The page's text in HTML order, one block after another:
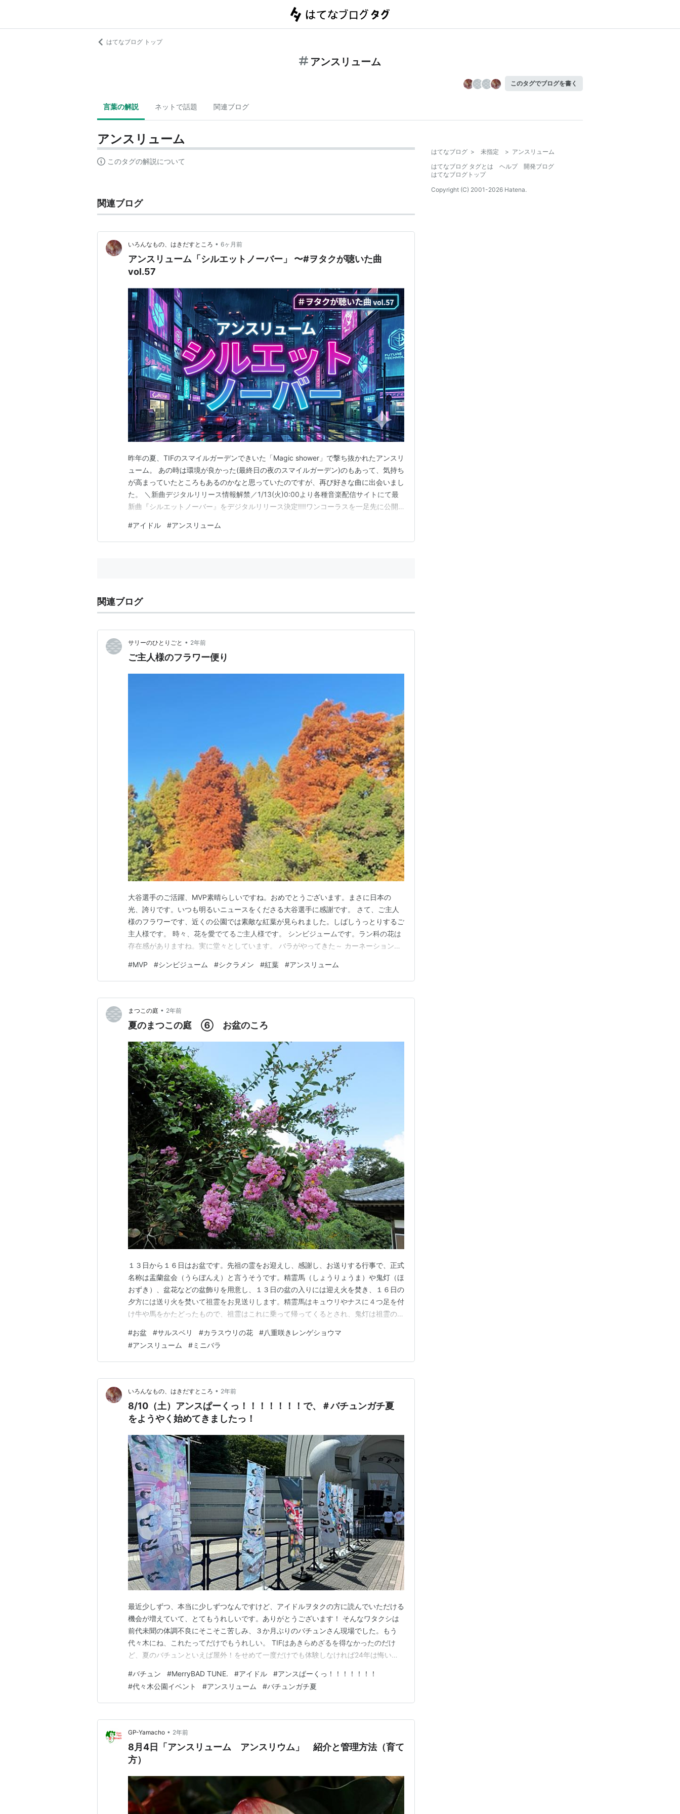
はてなブログ トップ
アンスリューム
このタグでブログを書く
言葉の解説 ネットで話題 関連ブログ
アンスリューム
このタグの解説について
関連ブログ
いろんなもの、はきだすところ • 6ヶ月前
アンスリューム「シルエットノーバー」 〜#ヲタクが聴いた曲
vol.57
昨年の夏、TIFのスマイルガーデンできいた「Magic shower」で撃ち抜かれたアンスリ
ューム。 あの時は環境が良かった(最終日の夜のスマイルガーデン)のもあって、気持ち
が高まっていたところもあるのかなと思っていたのですが、再び好きな曲に出会いまし
た。 ＼新曲デジタルリリース情報解禁／1/13(火)0:00より各種音楽配信サイトにて最
新曲『シルエットノーバー』をデジタルリリース決定‼️‼️ワンコーラスを一足先に公開
詞：UEHARA 作曲・編曲：dirty magiq pic.…
#アイドル #アンスリューム
関連ブログ
サリーのひとりごと • 2年前
ご主人様のフラワー便り
大谷選手のご活躍、MVP素晴らしいですね。おめでとうございます。まさに日本の
光、誇りです。いつも明るいニュースをくださる大谷選手に感謝です。 さて、ご主人
様のフラワーです、近くの公園では素敵な紅葉が見られました。しばしうっとりするご
主人様です。 時々、花を愛でてるご主人様です。 シンビジュームです。ラン科の花は
存在感がありますね。実に堂々としています。 バラがやってきた～ カーネーションに
すが、今年はこんな感じにしました。 昨年のシクラメンも蕾がいっぱいで、いつ咲く
のか？と楽しみのご主人様です。これからジワリと冬の…
#MVP #シンビジューム #シクラメン #紅葉 #アンスリューム
まつこの庭 • 2年前
夏のまつこの庭 ⑥ お盆のころ
１３日から１６日はお盆です。先祖の霊をお迎えし、感謝し、お送りする行事で、正式
名称は盂蘭盆会（うらぼんえ）と言うそうです。精霊馬（しょうりょうま）や鬼灯（ほ
おずき）、盆花などの盆飾りを用意し、１３日の盆の入りには迎え火を焚き、１６日の
夕方には送り火を焚いて祖霊をお見送りします。精霊馬はキュウリやナスに４つ足を付
け牛や馬をかたどったもので、祖霊はこれに乗って帰ってくるとされ、鬼灯は祖霊の足
リなどが供えられるようです。 私の住む地域は提灯を持ってお墓まで祖霊をお迎えに
行き、提灯を持ってお墓までお見送りに行きます。家々によ…
#お盆 #サルスベリ #カラスウリの花 #八重咲きレンゲショウマ
#アンスリューム #ミニバラ
いろんなもの、はきだすところ • 2年前
8/10（土）アンスぱーくっ！！！！！！！で、＃バチュンガチ夏
をようやく始めてきましたっ！
最近少しずつ、本当に少しずつなんですけど、アイドルヲタクの方に読んでいただける
機会が増えていて、とてもうれしいです。ありがとうございます！ そんなワタクシは
前代未聞の体調不良にそこそこ苦しみ、３か月ぶりのバチュンさん現場でした。もう
代々木にね、これたってだけでもうれしい。 TIFはあきらめざるを得なかったのだけ
ど、夏のバチュンといえば屋外！をせめて一度だけでも体験しなければ24年は悔いが
やってまいりました。 ＼アンスぱーく開催中っ／＼続いては‼️／『アンスぱーく
っ！！！！！！！powered by Shibuya S…
#バチュン #MerryBAD TUNE. #アイドル #アンスぱーくっ！！！！！！！
#代々木公園イベント #アンスリューム #バチュンガチ夏
GP-Yamacho • 2年前
8月4日「アンスリューム アンスリウム」 紹介と管理方法（育て
方）
はてなブログ > 未指定 > アンスリューム
はてなブログ タグとは
ヘルプ
開発ブログ
はてなブログトップ
Copyright (C) 2001-2026 Hatena.